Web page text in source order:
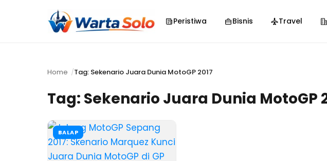
Peristiwa Bisnis Travel
Home Tag: Sekenario Juara Dunia MotoGP 2017
Tag: Sekenario Juara Dunia MotoGP
BALAP